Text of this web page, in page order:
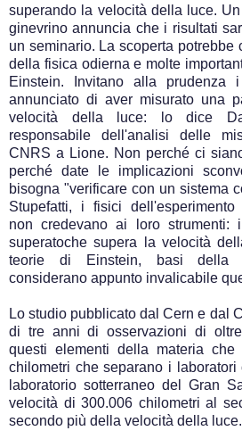
superando la velocità della luce.
ginevrino annuncia che i risultati
un seminario. La scoperta potrebbe
della fisica odierna e molte
Einstein. Invitano alla
annunciato di aver misurato una
velocità della luce: lo dice
responsabile dell'analisi delle
CNRS a Lione. Non perché ci
perché date le implicazioni
bisogna "verificare con un sistema
Stupefatti, i fisici dell'esperimento
non credevano ai loro
superatoche supera la velocità
teorie di Einstein, basi della
considerano appunto invalicabile
Lo studio pubblicato dal Cern e dal
di tre anni di osservazioni di
questi elementi della materia
chilometri che separano i laboratori
laboratorio sotterraneo del Gran
velocità di 300.006 chilometri al
secondo più della velocità della luce.